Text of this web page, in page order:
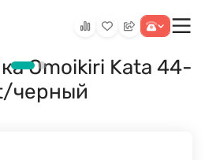
Omoikiri Kata 44-
черный